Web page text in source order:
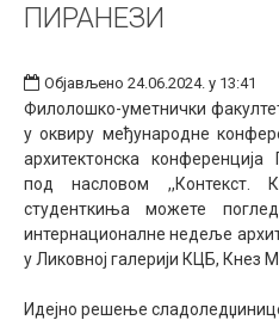
Издаваштво
Библиотека
Студенти
Међународна
ПИРАНЕЗИ
Објављено 24.06.2024. у 13:41
Филолошко-уметнички
у оквиру међународне
архитектонска
под насловом ,,Контекст.
студенткиња можете
интернационалне недеље
у Ликовној галерији КЦБ, Кнез
Идејно решење